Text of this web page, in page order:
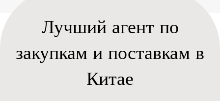
Лучший агент по
закупкам и поставкам в
Китае